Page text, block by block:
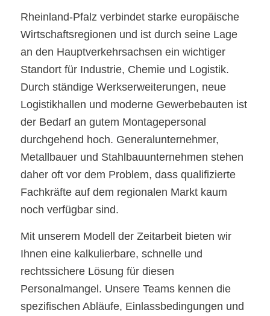
Rheinland-Pfalz verbindet starke europäische
Wirtschaftsregionen und ist durch seine Lage
an den Hauptverkehrsachsen ein wichtiger
Standort für Industrie, Chemie und Logistik.
Durch ständige Werkserweiterungen, neue
Logistikhallen und moderne Gewerbebauten ist
der Bedarf an gutem Montagepersonal
durchgehend hoch. Generalunternehmer,
Metallbauer und Stahlbauunternehmen stehen
daher oft vor dem Problem, dass qualifizierte
Fachkräfte auf dem regionalen Markt kaum
noch verfügbar sind.
Mit unserem Modell der Zeitarbeit bieten wir
Ihnen eine kalkulierbare, schnelle und
rechtssichere Lösung für diesen
Personalmangel. Unsere Teams kennen die
spezifischen Abläufe, Einlassbedingungen und